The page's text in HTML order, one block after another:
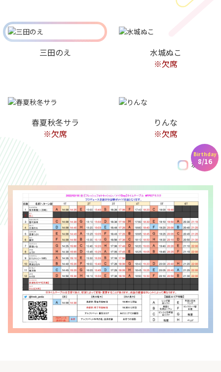
三田のえ
水城ぬこ
※欠席
Birthday
8/16
春夏秋冬サラ
※欠席
りんな
※欠席
水着あり